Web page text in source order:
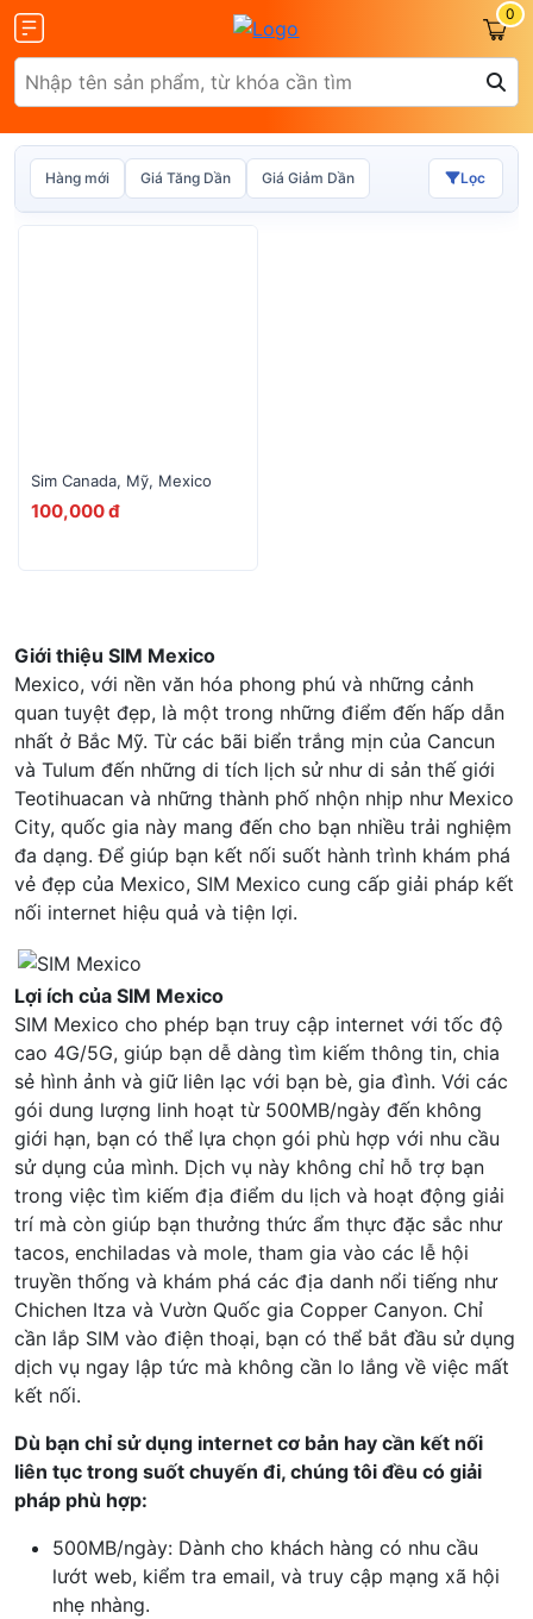
0
Hàng mới Giá Tăng Dần Giá Giảm Dần Lọc
Sim Canada, Mỹ, Mexico
100,000 đ
Giới thiệu SIM Mexico
Mexico, với nền văn hóa phong phú và những cảnh
quan tuyệt đẹp, là một trong những điểm đến hấp dẫn
nhất ở Bắc Mỹ. Từ các bãi biển trắng mịn của Cancun
và Tulum đến những di tích lịch sử như di sản thế giới
Teotihuacan và những thành phố nhộn nhịp như Mexico
City, quốc gia này mang đến cho bạn nhiều trải nghiệm
đa dạng. Để giúp bạn kết nối suốt hành trình khám phá
vẻ đẹp của Mexico, SIM Mexico cung cấp giải pháp kết
nối internet hiệu quả và tiện lợi.
Lợi ích của SIM Mexico
SIM Mexico cho phép bạn truy cập internet với tốc độ
cao 4G/5G, giúp bạn dễ dàng tìm kiếm thông tin, chia
sẻ hình ảnh và giữ liên lạc với bạn bè, gia đình. Với các
gói dung lượng linh hoạt từ 500MB/ngày đến không
giới hạn, bạn có thể lựa chọn gói phù hợp với nhu cầu
sử dụng của mình. Dịch vụ này không chỉ hỗ trợ bạn
trong việc tìm kiếm địa điểm du lịch và hoạt động giải
trí mà còn giúp bạn thưởng thức ẩm thực đặc sắc như
tacos, enchiladas và mole, tham gia vào các lễ hội
truyền thống và khám phá các địa danh nổi tiếng như
Chichen Itza và Vườn Quốc gia Copper Canyon. Chỉ
cần lắp SIM vào điện thoại, bạn có thể bắt đầu sử dụng
dịch vụ ngay lập tức mà không cần lo lắng về việc mất
kết nối.
Dù bạn chỉ sử dụng internet cơ bản hay cần kết nối
liên tục trong suốt chuyến đi, chúng tôi đều có giải
pháp phù hợp:
500MB/ngày: Dành cho khách hàng có nhu cầu
lướt web, kiểm tra email, và truy cập mạng xã hội
nhẹ nhàng.